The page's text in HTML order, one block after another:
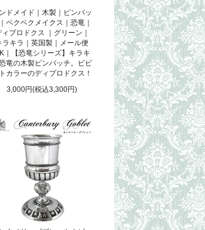
ドメイド｜木製｜ピンバッ
ベクベクメイクス｜恐竜｜
ィプロドクス ｜グリーン｜
ラキラ｜英国製｜メール便
｜【恐竜シリーズ】キラキ
竜の木製ピンバッチ。ビビ
カラーのディプロドクス！
3,000円(税込3,300円)